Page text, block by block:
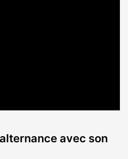
avec son